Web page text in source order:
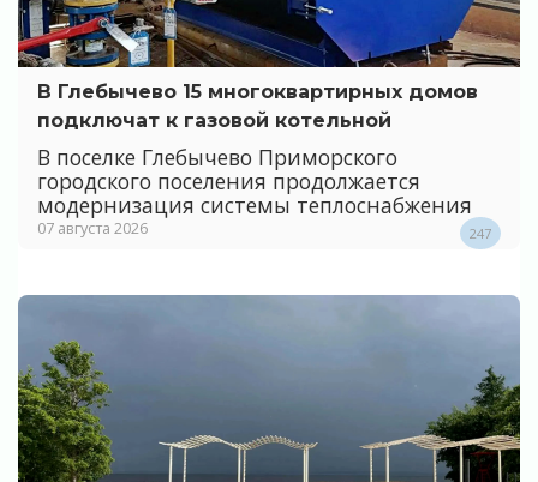
В Глебычево 15 многоквартирных домов
подключат к газовой котельной
В поселке Глебычево Приморского
городского поселения продолжается
модернизация системы теплоснабжения
07 августа 2026 247